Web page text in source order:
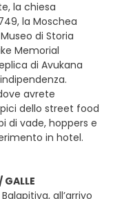
la chiesa
la Moschea
di Storia
Memorial
di Avukana
avrete
dello street food
di vade, hoppers e
in hotel.
all’arrivo